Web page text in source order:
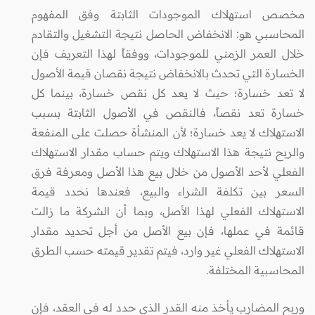
مخصص استهلاك الموجودات الثابتة‏ وفق المفهوم
المحاسبي‏ هو: الانخفاض الحاصل نتيجة التشغيل والتقادم
خلال العمر الزمني للموجودات، ووفقاً لهذا التعريف فإن
الخسارة التي تحدث بالانخفاض نتيجة نقصان قيمة الأصول
لا تعد خسارة؛ حيث لا يعد كل نقص خسارة، بينما كل
خسارة تعد نقصاً، فالنقص في الأصول الثابتة بسبب
الاستهلاك لا يعد خسارة؛ لأن المنشأة حصلت على المنفعة
والربح نتيجة هذا الاستهلاك ويتم حساب مقدار الاستهلاك
الفعلي لأحد الأصول من خلال بيع هذا الأصل ومعرفة فرق
السعر بين تكلفة الشراء والبيع، فعندها نحدد قيمة
الاستهلاك الفعلي لهذا الأصل، وبما أن الشركة ما زالت
قائمة في عملها، فإن بيع الأصل من أجل تحديد مقدار
الاستهلاك الفعلي غير وارد، فيتم تقدير قيمته حسب الطرق
المحاسبية المختلفة‏.‏
وربح المضارب يأخذ منه القدر الذي حدد له في العقد، فإن